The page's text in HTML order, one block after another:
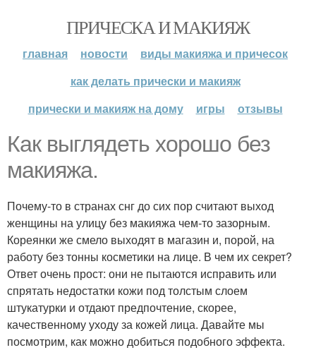
ПРИЧЕСКА И МАКИЯЖ
главная новости
виды макияжа и причесок
как делать прически и макияж
прически и макияж на дому
игры отзывы
Как выглядеть хорошо без
макияжа.
Почему-то в странах снг до сих пор считают выход
женщины на улицу без макияжа чем-то зазорным.
Кореянки же смело выходят в магазин и, порой, на
работу без тонны косметики на лице. В чем их секрет?
Ответ очень прост: они не пытаются исправить или
спрятать недостатки кожи под толстым слоем
штукатурки и отдают предпочтение, скорее,
качественному уходу за кожей лица. Давайте мы
посмотрим, как можно добиться подобного эффекта.